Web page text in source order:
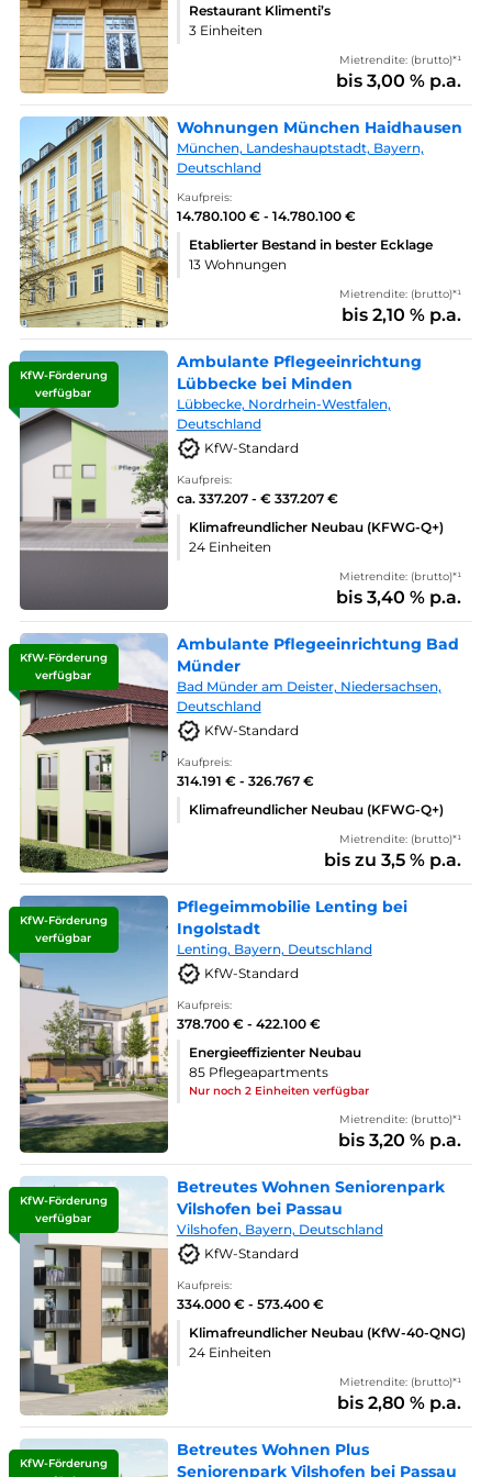
Restaurant Klimenti’s
3 Einheiten
Mietrendite: (brutto)*¹
bis 3,00 % p.a.
Wohnungen München Haidhausen
München, Landeshauptstadt, Bayern,
Deutschland
Kaufpreis:
14.780.100 € - 14.780.100 €
Etablierter Bestand in bester Ecklage
13 Wohnungen
Mietrendite: (brutto)*¹
bis 2,10 % p.a.
KfW-Förderung
verfügbar
Ambulante Pflegeeinrichtung
Lübbecke bei Minden
Lübbecke, Nordrhein-Westfalen,
Deutschland
KfW-Standard
Kaufpreis:
ca. 337.207 - € 337.207 €
Klimafreundlicher Neubau (KFWG-Q+)
24 Einheiten
Mietrendite: (brutto)*¹
bis 3,40 % p.a.
KfW-Förderung
verfügbar
Ambulante Pflegeeinrichtung Bad
Münder
Bad Münder am Deister, Niedersachsen,
Deutschland
KfW-Standard
Kaufpreis:
314.191 € - 326.767 €
Klimafreundlicher Neubau (KFWG-Q+)
Mietrendite: (brutto)*¹
bis zu 3,5 % p.a.
KfW-Förderung
verfügbar
Pflegeimmobilie Lenting bei
Ingolstadt
Lenting, Bayern, Deutschland
KfW-Standard
Kaufpreis:
378.700 € - 422.100 €
Energieeffizienter Neubau
85 Pflegeapartments
Nur noch 2 Einheiten verfügbar
Mietrendite: (brutto)*¹
bis 3,20 % p.a.
KfW-Förderung
verfügbar
Betreutes Wohnen Seniorenpark
Vilshofen bei Passau
Vilshofen, Bayern, Deutschland
KfW-Standard
Kaufpreis:
334.000 € - 573.400 €
Klimafreundlicher Neubau (KfW-40-QNG)
24 Einheiten
Mietrendite: (brutto)*¹
bis 2,80 % p.a.
KfW-Förderung
Betreutes Wohnen Plus
Seniorenpark Vilshofen bei Passau